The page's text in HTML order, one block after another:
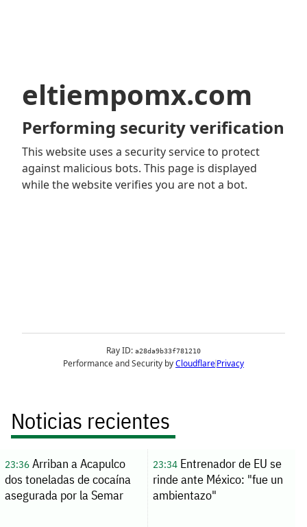
Noticias recientes
23:36Arriban a Acapulco
dos toneladas de cocaína
asegurada por la Semar
23:34Entrenador de EU se
rinde ante México: "fue un
ambientazo"